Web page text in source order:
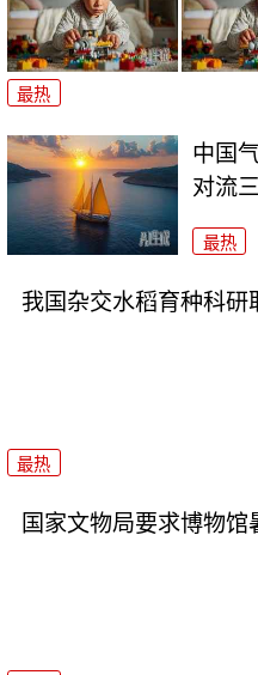
最热
中国
对流
最热
我国杂交水稻育种科研
最热
国家文物局要求博物